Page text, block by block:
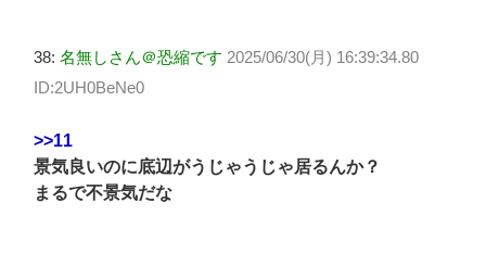
38: 名無しさん＠恐縮です 2025/06/30(月) 16:39:34.80
ID:2UH0BeNe0
>>11
景気良いのに底辺がうじゃうじゃ居るんか？
まるで不景気だな